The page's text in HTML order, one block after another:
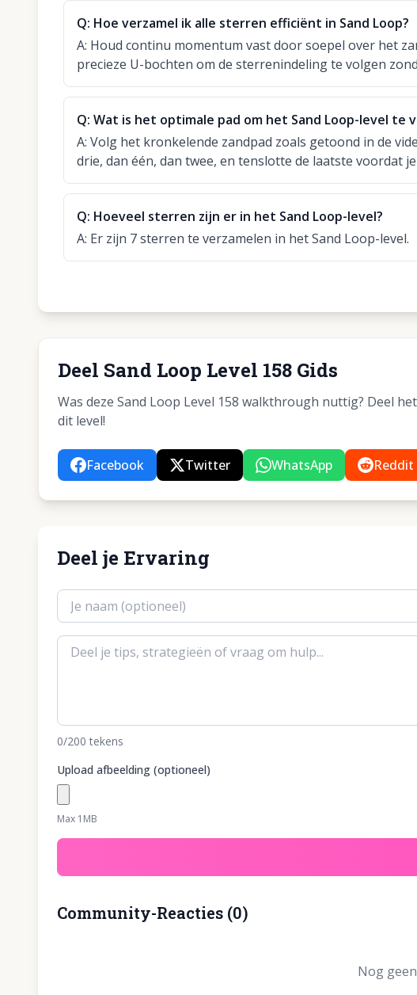
Q: Hoe verzamel ik alle sterren efficiënt in Sand Loop?
A: Houd continu momentum vast door soepel over het
precieze U-bochten om de sterrenindeling te volgen
Q: Wat is het optimale pad om het Sand Loop-level te
A: Volg het kronkelende zandpad zoals getoond in de
drie, dan één, dan twee, en tenslotte de laatste voordat
Q: Hoeveel sterren zijn er in het Sand Loop-level?
A: Er zijn 7 sterren te verzamelen in het Sand Loop-level.
Deel Sand Loop Level 158 Gids
Was deze Sand Loop Level 158 walkthrough nuttig? Deel
dit level!
Facebook Twitter WhatsApp Reddit
Deel je Ervaring
0/200 tekens
Upload afbeelding (optioneel)
Max 1MB
Community-Reacties (0)
Nog